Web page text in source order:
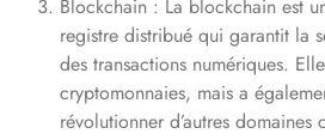
Blockchain : La blockchain est
registre distribué qui garantit la
des transactions numériques.
cryptomonnaies, mais a
révolutionner d’autres